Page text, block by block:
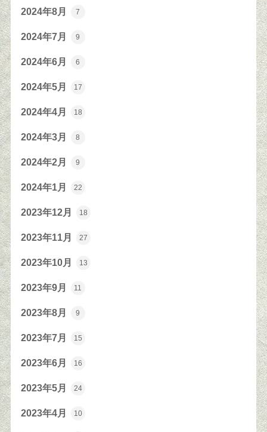
2024年8月 7
2024年7月 9
2024年6月 6
2024年5月 17
2024年4月 18
2024年3月 8
2024年2月 9
2024年1月 22
2023年12月 18
2023年11月 27
2023年10月 13
2023年9月 11
2023年8月 9
2023年7月 15
2023年6月 16
2023年5月 24
2023年4月 10